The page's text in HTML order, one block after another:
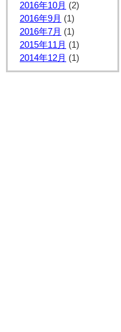
2016年10月 (2)
2016年9月 (1)
2016年7月 (1)
2015年11月 (1)
2014年12月 (1)